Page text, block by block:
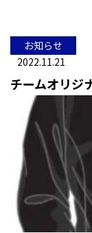
お知らせ
2022.11.21
チームオリジ